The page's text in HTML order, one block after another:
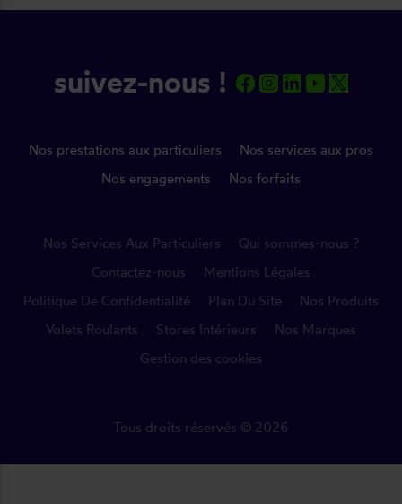
suivez-nous !
Nos prestations aux particuliers
Nos services aux pros
Nos engagements
Nos forfaits
Nos Services Aux Particuliers
Qui sommes-nous ?
Contactez-nous
Mentions Légales
Politique De Confidentialité
Plan Du Site
Nos Produits
Volets Roulants
Stores Intérieurs
Nos Marques
Gestion des cookies
Tous droits réservés © 2026